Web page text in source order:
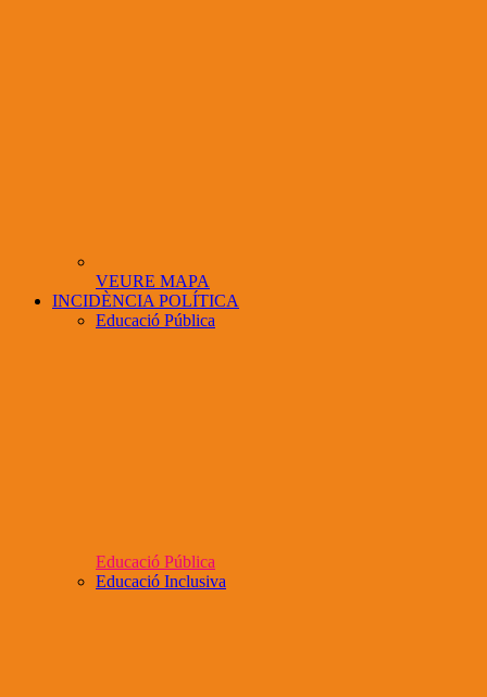
VEURE MAPA
INCIDÈNCIA POLÍTICA
Educació Pública
Educació Pública
Educació Inclusiva